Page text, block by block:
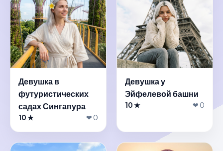
Девушка в
футуристических
садах Сингапура
10 ★ ❤ 0
Девушка у
Эйфелевой башни
10 ★ ❤ 0